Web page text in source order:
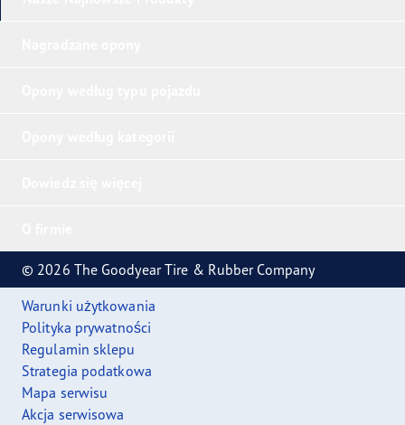
© 2026 The Goodyear Tire & Rubber Company
Warunki użytkowania
Polityka prywatności
Regulamin sklepu
Strategia podatkowa
Mapa serwisu
Akcja serwisowa